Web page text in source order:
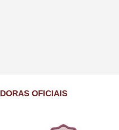
OFICIAIS